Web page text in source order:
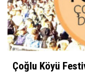
Çoğlu Köyü